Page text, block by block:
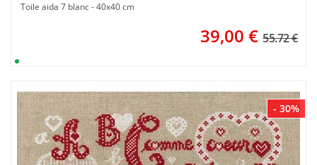
Toile aida 7 blanc - 40x40 cm
39,00 € 55.72 €
- 30%